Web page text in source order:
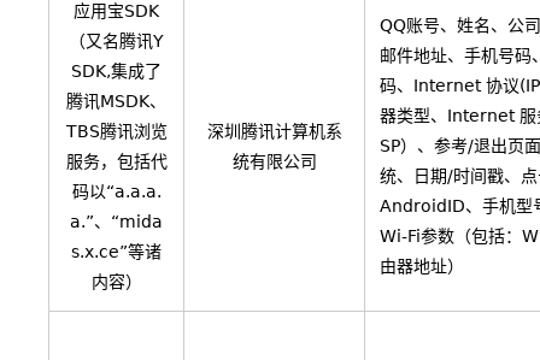
应用宝SDK
（又名腾讯Y
SDK,集成了
腾讯MSDK、
TBS腾讯浏览
服务，包括代
码以“a.a.a.
a.”、“mida
s.x.ce”等诸
内容）
深圳腾讯计算机系
统有限公司
QQ账号、姓名、公
邮件地址、手机号码
码、Internet 协议
器类型、Internet 服
SP）、参考/退出页
统、日期/时间戳、
AndroidID、手机型
Wi-Fi参数（包括：
由器地址）